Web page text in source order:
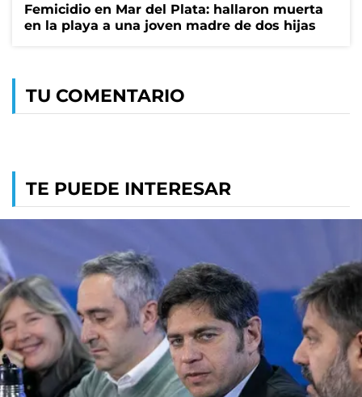
Femicidio en Mar del Plata: hallaron muerta
en la playa a una joven madre de dos hijas
TU COMENTARIO
TE PUEDE INTERESAR